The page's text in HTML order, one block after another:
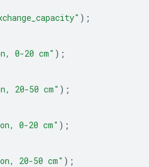
);
0-20 cm" );
20-50 cm" );
0-20 cm" );
20-50 cm" );